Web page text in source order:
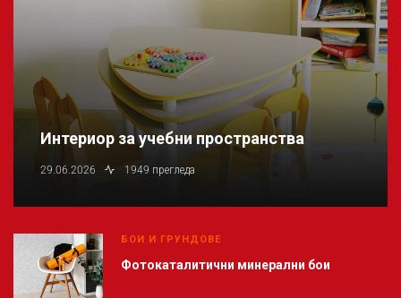
Интериор за учебни пространства
29.06.2026 1949 прегледа
БОИ И ГРУНДОВЕ
Фотокаталитични минерални бои